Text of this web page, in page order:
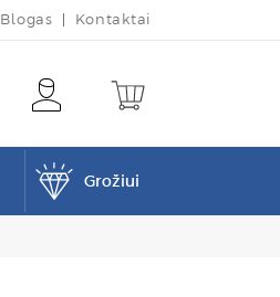
Blogas Kontaktai
Grožiui